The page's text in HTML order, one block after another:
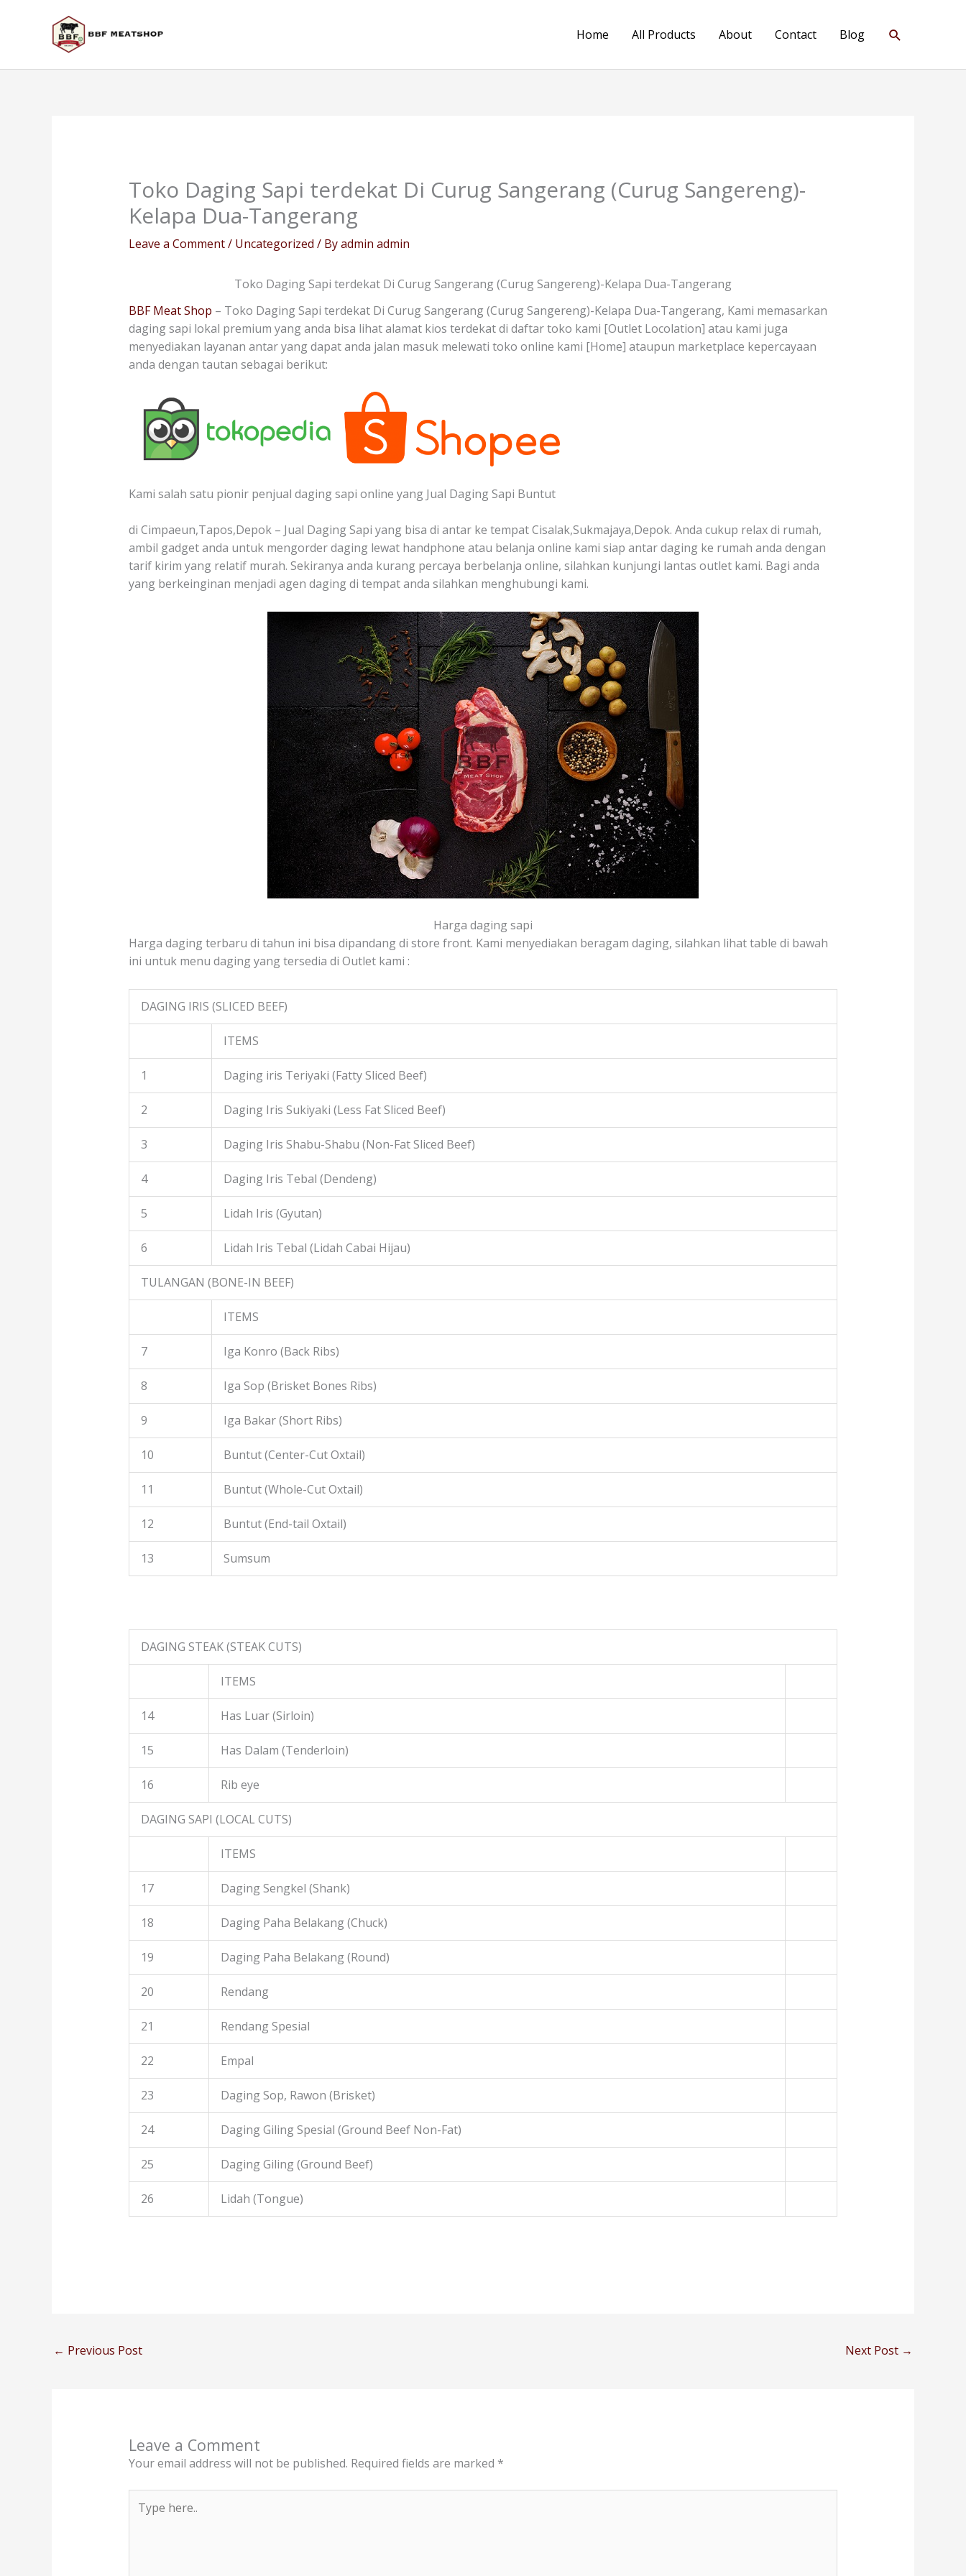
Home All Products About Contact Blog Search
Toko Daging Sapi terdekat Di Curug Sangerang (Curug Sangereng)-
Kelapa Dua-Tangerang
Leave a Comment/ Uncategorized / Byadmin admin
Toko Daging Sapi terdekat Di Curug Sangerang (Curug Sangereng)-Kelapa Dua-Tangerang
BBF Meat Shop – Toko Daging Sapi terdekat Di Curug Sangerang (Curug Sangereng)-Kelapa Dua-Tangerang, Kami memasarkan
daging sapi lokal premium yang anda bisa lihat alamat kios terdekat di daftar toko kami [Outlet Locolation] atau kami juga
menyediakan layanan antar yang dapat anda jalan masuk melewati toko online kami [Home] ataupun marketplace kepercayaan
anda dengan tautan sebagai berikut:
Kami salah satu pionir penjual daging sapi online yang Jual Daging Sapi Buntut
di Cimpaeun,Tapos,Depok – Jual Daging Sapi yang bisa di antar ke tempat Cisalak,Sukmajaya,Depok. Anda cukup relax di rumah,
ambil gadget anda untuk mengorder daging lewat handphone atau belanja online kami siap antar daging ke rumah anda dengan
tarif kirim yang relatif murah. Sekiranya anda kurang percaya berbelanja online, silahkan kunjungi lantas outlet kami. Bagi anda
yang berkeinginan menjadi agen daging di tempat anda silahkan menghubungi kami.
Harga daging sapi
Harga daging terbaru di tahun ini bisa dipandang di store front. Kami menyediakan beragam daging, silahkan lihat table di bawah
ini untuk menu daging yang tersedia di Outlet kami :
DAGING IRIS (SLICED BEEF)
ITEMS
1 Daging iris Teriyaki (Fatty Sliced Beef)
2 Daging Iris Sukiyaki (Less Fat Sliced Beef)
3 Daging Iris Shabu-Shabu (Non-Fat Sliced Beef)
4 Daging Iris Tebal (Dendeng)
5 Lidah Iris (Gyutan)
6 Lidah Iris Tebal (Lidah Cabai Hijau)
TULANGAN (BONE-IN BEEF)
ITEMS
7 Iga Konro (Back Ribs)
8 Iga Sop (Brisket Bones Ribs)
9 Iga Bakar (Short Ribs)
10 Buntut (Center-Cut Oxtail)
11 Buntut (Whole-Cut Oxtail)
12 Buntut (End-tail Oxtail)
13 Sumsum
DAGING STEAK (STEAK CUTS)
ITEMS
14 Has Luar (Sirloin)
15 Has Dalam (Tenderloin)
16 Rib eye
DAGING SAPI (LOCAL CUTS)
ITEMS
17 Daging Sengkel (Shank)
18 Daging Paha Belakang (Chuck)
19 Daging Paha Belakang (Round)
20 Rendang
21 Rendang Spesial
22 Empal
23 Daging Sop, Rawon (Brisket)
24 Daging Giling Spesial (Ground Beef Non-Fat)
25 Daging Giling (Ground Beef)
26 Lidah (Tongue)
← Previous Post Next Post →
Leave a Comment
Your email address will not be published. Required fields are marked *
here..